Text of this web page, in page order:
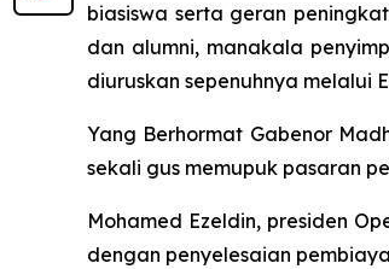
biasiswa serta geran
dan alumni, manakala
diuruskan sepenuhnya melalui
Yang Berhormat Gabenor
sekali gus memupuk pasaran
Mohamed Ezeldin, presiden
dengan penyelesaian